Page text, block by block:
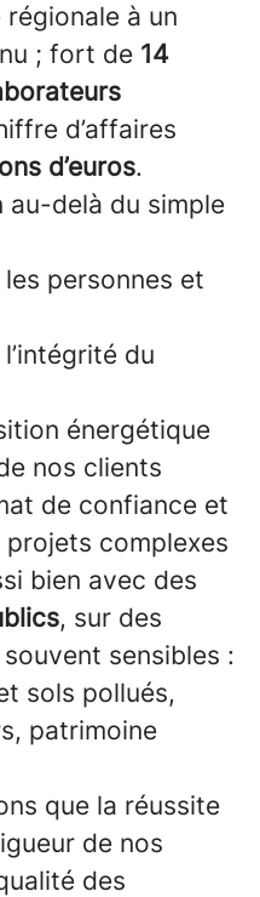
régionale à un
; fort de 14
d’affaires
d’euros.
au-delà du simple
personnes et
du
énergétique
nos clients
de confiance et
complexes
bien avec des
, sur des
sensibles :
sols pollués,
patrimoine
que la réussite
de nos
des